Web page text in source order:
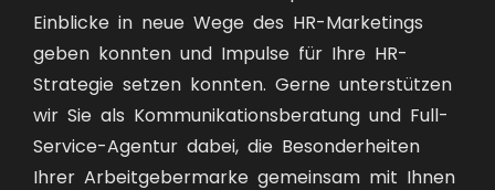
Einblicke in neue Wege des HR-Marketings
geben konnten und Impulse für Ihre HR-
Strategie setzen konnten. Gerne unterstützen
wir Sie als Kommunikationsberatung und Full-
Service-Agentur dabei, die Besonderheiten
Ihrer Arbeitgebermarke gemeinsam mit Ihnen